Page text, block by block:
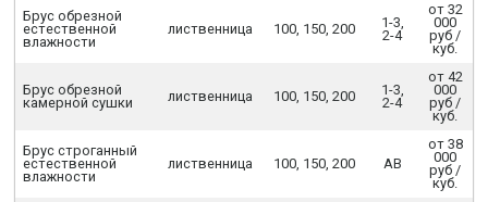
Брус обрезной
естественной
влажности
лиственница 100, 150, 200
1-3,
2-4
от 32
000
руб /
куб.
Брус обрезной
камерной сушки
лиственница 100, 150, 200
1-3,
2-4
от 42
000
руб /
куб.
Брус строганный
естественной
влажности
лиственница 100, 150, 200 АВ
от 38
000
руб /
куб.